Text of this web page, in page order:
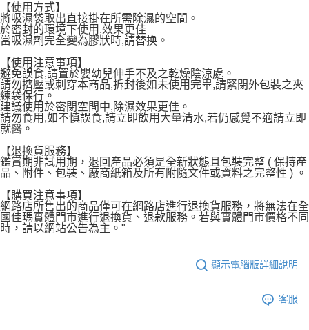
【使用方式】
將吸濕袋取出直接掛在所需除濕的空間。
於密封的環境下使用,效果更佳
當吸濕劑完全變為膠狀時,請替换。
【使用注意事項】
避免誤食,請置於嬰幼兒伸手不及之乾燥陰涼處。
請勿擠壓或刺穿本商品,拆封後如未使用完畢,請緊閉外包裝之夾
練袋保行。
建議使用於密閉空間中,除濕效果更佳。
請勿食用,如不慎誤食,請立即飲用大量清水,若仍感覺不適請立即
就醫。
【退換貨服務】
鑑賞期非試用期，退回產品必須是全新狀態且包裝完整 ( 保持產
品、附件、包裝、廠商紙箱及所有附隨文件或資料之完整性 ) 。
【購買注意事項】
網路店所售出的商品僅可在網路店進行退換貨服務，將無法在全
國佳瑪實體門市進行退換貨、退款服務。若與實體門市價格不同
時，請以網站公告為主。"
顯示電腦版詳細說明
客服